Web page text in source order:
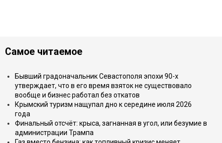
Самое читаемое
Бывший градоначальник Севастополя эпохи 90-х
утверждает, что в его время взяток не существовало
вообще и бизнес работал без откатов
Крымский туризм нащупал дно к середине июля 2026
года
Финальный отсчёт: крыса, загнанная в угол, или безумие в
администрации Трампа